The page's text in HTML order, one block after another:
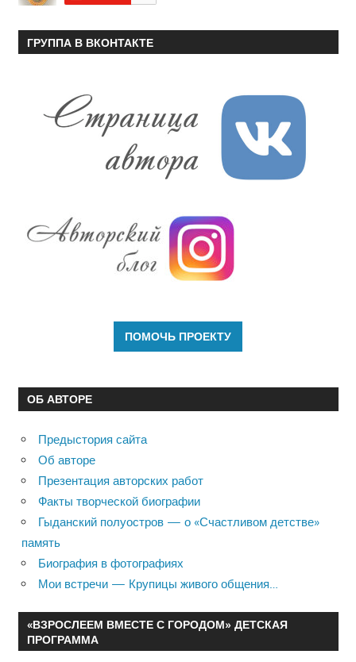
ГРУППА В ВКОНТАКТЕ
ОБ АВТОРЕ
Предыстория сайта
Об авторе
Презентация авторских работ
Факты творческой биографии
Гыданский полуостров — о «Счастливом детстве»
память
Биография в фотографиях
Мои встречи — Крупицы живого общения…
«ВЗРОСЛЕЕМ ВМЕСТЕ С ГОРОДОМ» ДЕТСКАЯ
ПРОГРАММА